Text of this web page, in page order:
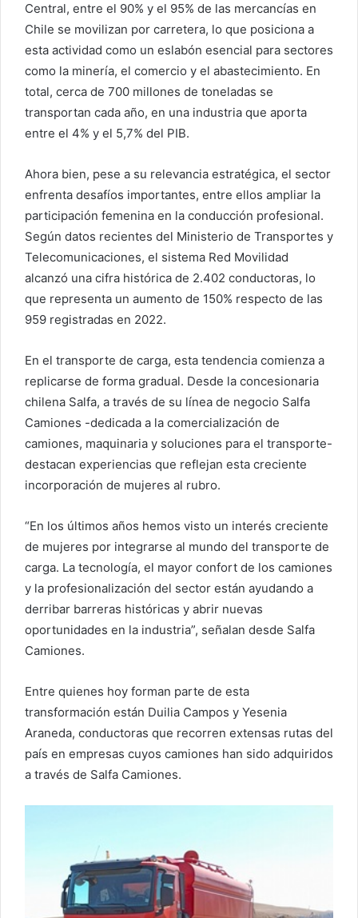
Central, entre el 90% y el 95% de las mercancías en
Chile se movilizan por carretera, lo que posiciona a
esta actividad como un eslabón esencial para sectores
como la minería, el comercio y el abastecimiento. En
total, cerca de 700 millones de toneladas se
transportan cada año, en una industria que aporta
entre el 4% y el 5,7% del PIB.
Ahora bien, pese a su relevancia estratégica, el sector
enfrenta desafíos importantes, entre ellos ampliar la
participación femenina en la conducción profesional.
Según datos recientes del Ministerio de Transportes y
Telecomunicaciones, el sistema Red Movilidad
alcanzó una cifra histórica de 2.402 conductoras, lo
que representa un aumento de 150% respecto de las
959 registradas en 2022.
En el transporte de carga, esta tendencia comienza a
replicarse de forma gradual. Desde la concesionaria
chilena Salfa, a través de su línea de negocio Salfa
Camiones -dedicada a la comercialización de
camiones, maquinaria y soluciones para el transporte-
destacan experiencias que reflejan esta creciente
incorporación de mujeres al rubro.
“En los últimos años hemos visto un interés creciente
de mujeres por integrarse al mundo del transporte de
carga. La tecnología, el mayor confort de los camiones
y la profesionalización del sector están ayudando a
derribar barreras históricas y abrir nuevas
oportunidades en la industria”, señalan desde Salfa
Camiones.
Entre quienes hoy forman parte de esta
transformación están Duilia Campos y Yesenia
Araneda, conductoras que recorren extensas rutas del
país en empresas cuyos camiones han sido adquiridos
a través de Salfa Camiones.